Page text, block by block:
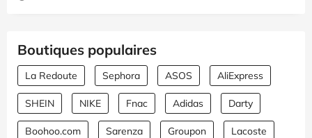
Boutiques populaires
La Redoute Sephora ASOS AliExpress
SHEIN NIKE Fnac Adidas Darty
Boohoo.com Sarenza Groupon Lacoste